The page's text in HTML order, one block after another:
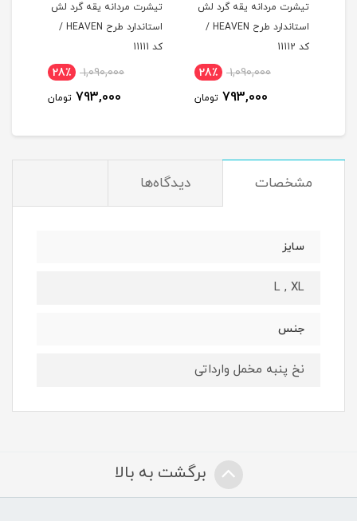
تیشرت مردانه یقه گرد لش
استاندارد طرح HEAVEN /
کد 11112
1,090,000 28٪
793,000 تومان
تیشرت مردانه یقه گرد لش
استاندارد طرح HEAVEN /
کد 11111
1,090,000 28٪
793,000 تومان
مشخصات دیدگاه‌ها
سایز
L , XL
جنس
نخ پنبه مخمل وارداتی
برگشت به بالا